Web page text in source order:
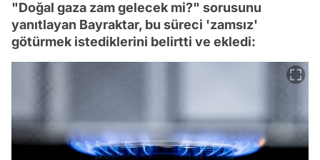
"Doğal gaza zam gelecek mi?" sorusunu
yanıtlayan Bayraktar, bu süreci 'zamsız'
götürmek istediklerini belirtti ve ekledi: